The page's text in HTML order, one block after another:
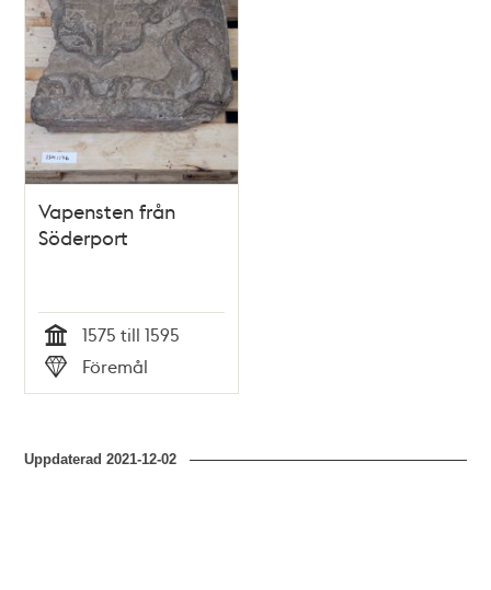
Vapensten från
Söderport
Tid
1575 till 1595
Typ
Föremål
Uppdaterad2021-12-02